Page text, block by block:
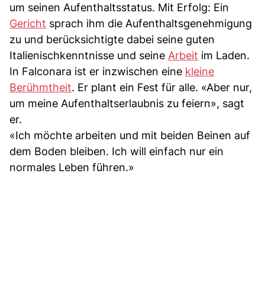
um seinen Aufenthaltsstatus. Mit Erfolg: Ein
Gericht sprach ihm die Aufenthaltsgenehmigung
zu und berücksichtigte dabei seine guten
Italienischkenntnisse und seine Arbeit im Laden.
In Falconara ist er inzwischen eine kleine
Berühmtheit. Er plant ein Fest für alle. «Aber nur,
um meine Aufenthaltserlaubnis zu feiern», sagt
er.
«Ich möchte arbeiten und mit beiden Beinen auf
dem Boden bleiben. Ich will einfach nur ein
normales Leben führen.»